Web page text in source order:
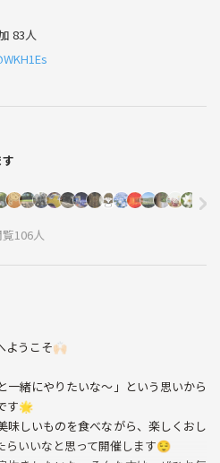
83人
106人
うこそ🙌🏻
一緒にやりたいな〜」という思いから
す🌟
味しいものを食べながら、楽しくおし
らいいなと思って開催します😌